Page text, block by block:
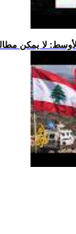
لا يمكن